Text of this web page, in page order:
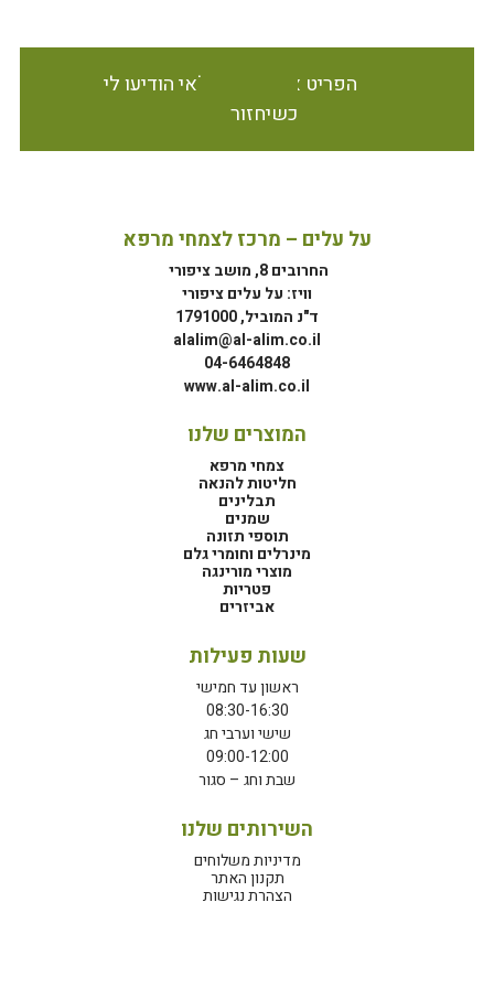
הפריט אינו זמין במלאי הודיעו לי
כשיחזור
על עלים – מרכז לצמחי מרפא
החרובים 8, מושב ציפורי
וויז: על עלים ציפורי
ד"נ המוביל, 1791000
alalim@al-alim.co.il
04-6464848
www.al-alim.co.il
המוצרים שלנו
צמחי מרפא
חליטות להנאה
תבלינים
שמנים
תוספי תזונה
מינרלים וחומרי גלם
מוצרי מורינגה
פטריות
אביזרים
שעות פעילות
ראשון עד חמישי
08:30-16:30
שישי וערבי חג
09:00-12:00
שבת וחג – סגור
השירותים שלנו
מדיניות משלוחים
תקנון האתר
הצהרת נגישות